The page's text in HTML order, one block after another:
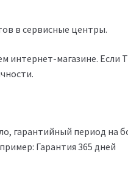
в сервисные центры.
магазине. Если
гарантийный период на
Гарантия 365 дней